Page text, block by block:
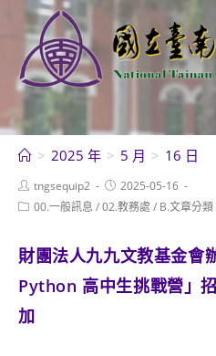
內
> 2025 年 > 5 月 > 16 日
Post
author:
tngsequip2
Post
published:
2025-05-16
Post00.一般訊息 /02.教務處 / B.文章分類
財團法人九九文教基金會
Python 高中生挑戰營」
加